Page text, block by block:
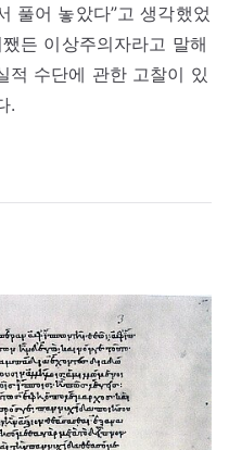
풀어 놓았다”고 생각했었
든 이상주의자라고 말해
적 수단에 관한 고찰이 있
.